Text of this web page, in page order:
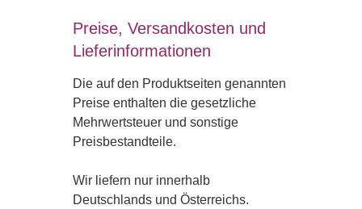
Preise, Versandkosten und
Lieferinformationen
Die auf den Produktseiten genannten
Preise enthalten die gesetzliche
Mehrwertsteuer und sonstige
Preisbestandteile.
Wir liefern nur innerhalb
Deutschlands und Österreichs.